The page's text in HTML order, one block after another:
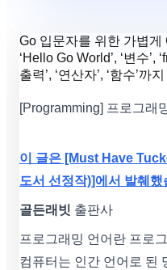
Go 입문자를 위한 가볍
‘Hello Go World’, ‘변수’,
출력’, ‘연산자’, ‘함수’
[Programming] 프로그래
이 글은 [Must Have
도서 선정작)]에서 발췌했
골든래빗 출판사
프로그래밍 언어란 프로
컴퓨터는 인간 언어로 된